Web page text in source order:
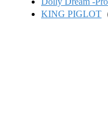
KING PIGLOT